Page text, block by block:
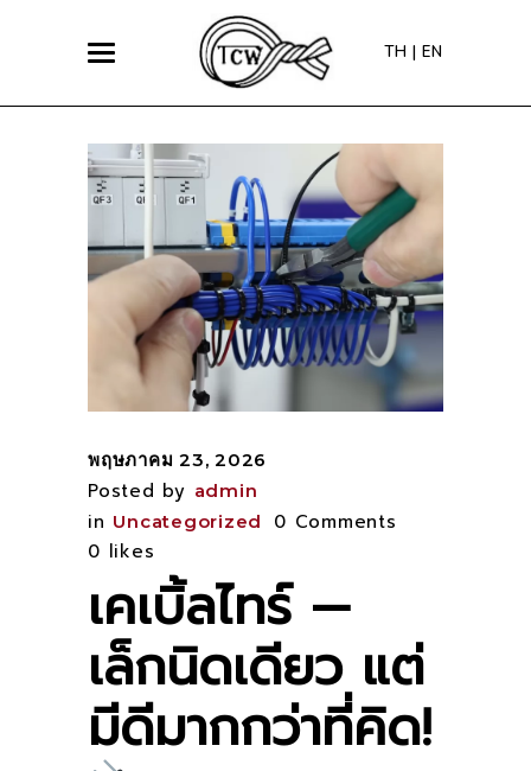
TH | EN
พฤษภาคม 23, 2026
Posted by admin
in Uncategorized
0 Comments
0 likes
เคเบิ้ลไทร์ —
เล็กนิดเดียว แต่
มีดีมากกว่าที่คิด!